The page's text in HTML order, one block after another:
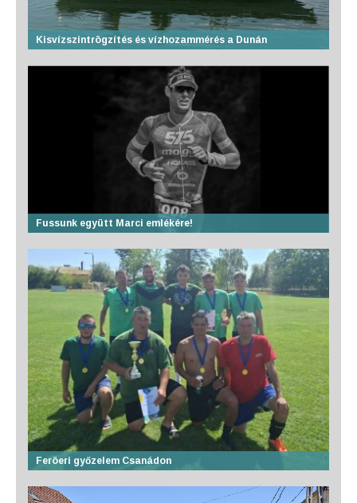
Kisvízszintrögzítés és vízhozammérés a Dunán
Fussunk együtt Marci emlékére!
Feröeri győzelem Csanádon